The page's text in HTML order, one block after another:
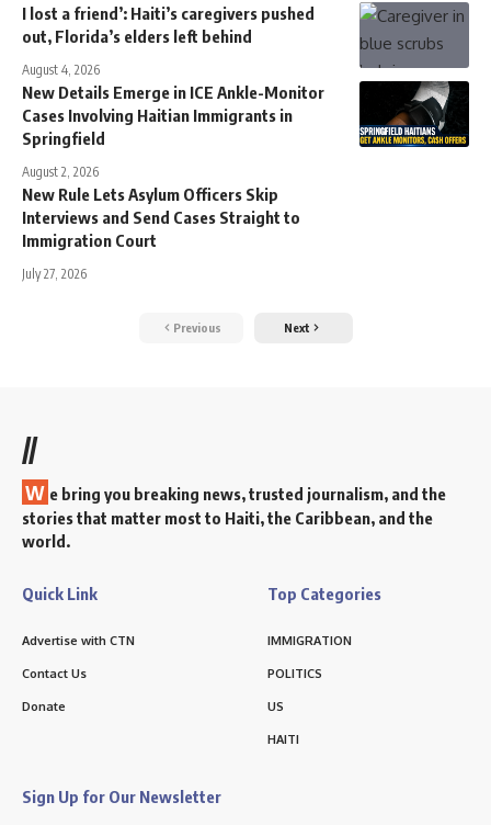
I lost a friend’: Haiti’s caregivers pushed
out, Florida’s elders left behind
August 4, 2026
New Details Emerge in ICE Ankle-Monitor
Cases Involving Haitian Immigrants in
Springfield
August 2, 2026
New Rule Lets Asylum Officers Skip
Interviews and Send Cases Straight to
Immigration Court
July 27, 2026
Previous Next
//
W e bring you breaking news, trusted journalism, and the
stories that matter most to Haiti, the Caribbean, and the
world.
Quick Link
Advertise with CTN
Contact Us
Donate
Top Categories
IMMIGRATION
POLITICS
US
HAITI
Sign Up for Our Newsletter